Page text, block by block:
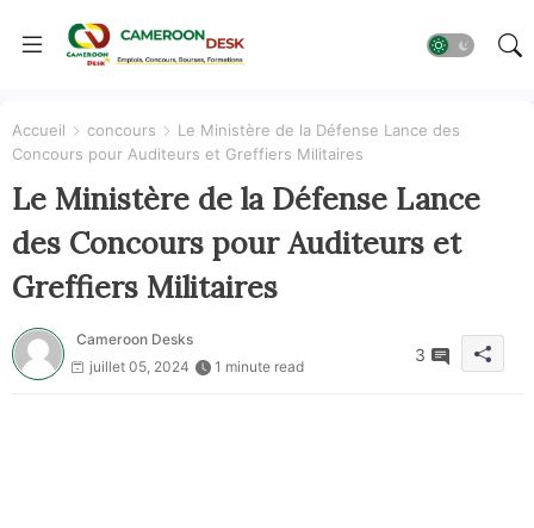
Accueil concours
Le Ministère de la Défense Lance des
Concours pour Auditeurs et Greffiers Militaires
Le Ministère de la Défense Lance
des Concours pour Auditeurs et
Greffiers Militaires
Cameroon Desks
juillet 05, 2024
1 minute read
3